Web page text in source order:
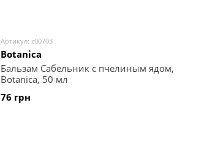
Артикул: z00703
Botanica
Бальзам Сабельник с пчелиным ядом,
Botanica, 50 мл
76 грн